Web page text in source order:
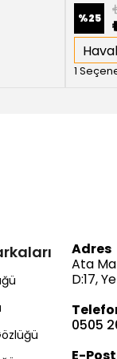
%25
1
Adres
Ata
D:17,
0505